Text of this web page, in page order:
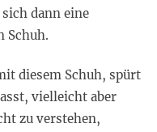
dann eine
Schuh.
diesem Schuh, spürt
vielleicht aber
zu verstehen,